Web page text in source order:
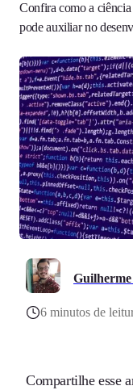
Guilherme
6 minutos de
Compartilhe esse
Confira como a
pode auxiliar no